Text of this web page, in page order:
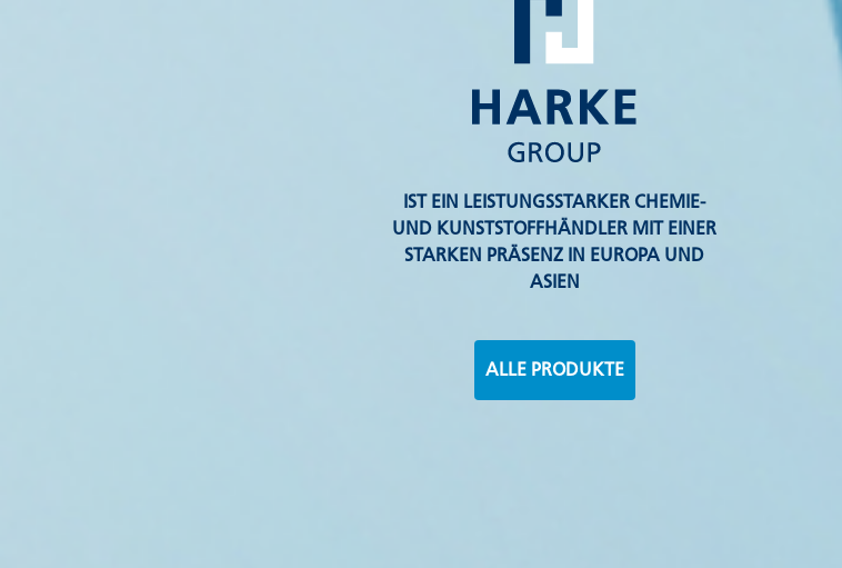
IST EIN LEISTUNGSSTARKER CHEMIE-
UND KUNSTSTOFFHÄNDLER MIT EINER
STARKEN PRÄSENZ IN EUROPA UND
ASIEN
ALLE PRODUKTE